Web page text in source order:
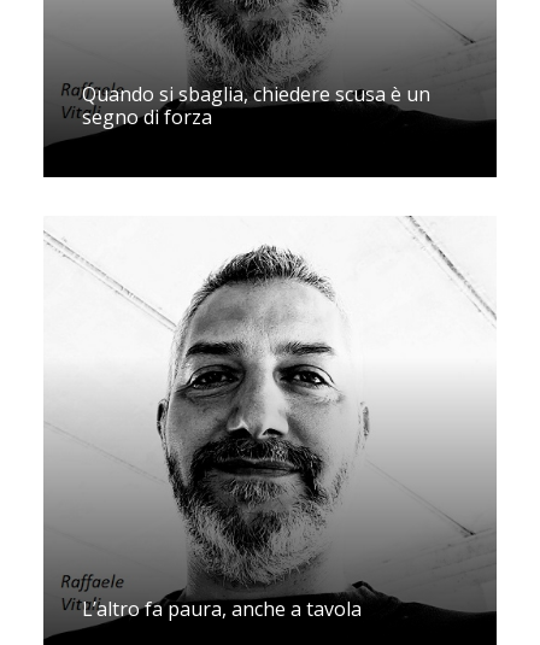
Quando si sbaglia, chiedere scusa è un
segno di forza
L’altro fa paura, anche a tavola